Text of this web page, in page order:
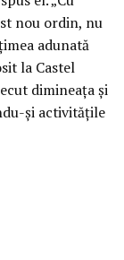
nou ordin, nu
adunată
la Castel
dimineața și
și activitățile